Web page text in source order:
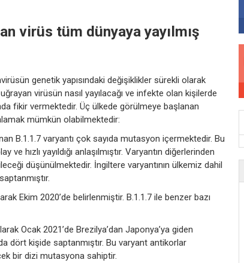
virüs tüm dünyaya yayılmış
genetik yapısındaki değişiklikler sürekli olarak
virüsün nasıl yayılacağı ve infekte olan kişilerde
fikir vermektedir. Üç ülkede görülmeye başlanan
mümkün olabilmektedir:
B.1.1.7 varyantı çok sayıda mutasyon içermektedir. Bu
hızlı yayıldığı anlaşılmıştır. Varyantın diğerlerinden
düşünülmektedir. İngiltere varyantının ülkemiz dahil
Ekim 2020’de belirlenmiştir. B.1.1.7 ile benzer bazı
Ocak 2021’de Brezilya’dan Japonya’ya giden
dört kişide saptanmıştır. Bu varyant antikorlar
bir dizi mutasyona sahiptir.